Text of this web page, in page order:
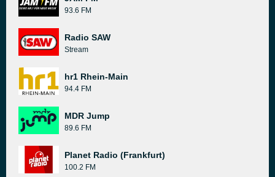
93.6 FM
Radio SAW
Stream
hr1 Rhein-Main
94.4 FM
MDR Jump
89.6 FM
Planet Radio (Frankfurt)
100.2 FM